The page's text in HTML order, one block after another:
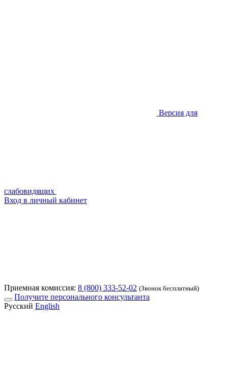
Версия для
слабовидящих
Вход в личный кабинет
Приемная комиссия: 8 (800) 333-52-02 (Звонок бесплатный)
Получите персонального консультанта
Русский English